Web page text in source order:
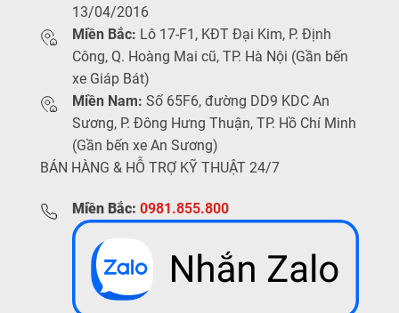
13/04/2016
Miền Bắc: Lô 17-F1, KĐT Đại Kim, P. Định
Công, Q. Hoàng Mai cũ, TP. Hà Nội (Gần bến
xe Giáp Bát)
Miền Nam: Số 65F6, đường DD9 KDC An
Sương, P. Đông Hưng Thuận, TP. Hồ Chí Minh
(Gần bến xe An Sương)
BÁN HÀNG & HỖ TRỢ KỸ THUẬT 24/7
Miền Bắc: 0981.855.800